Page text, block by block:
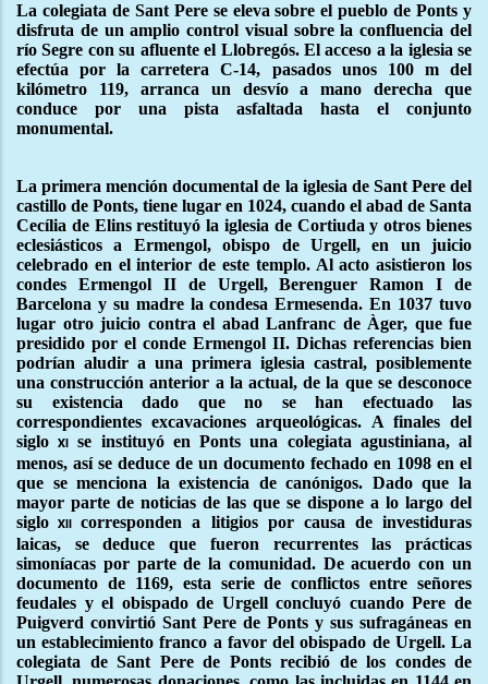
La colegiata de Sant Pere se eleva sobre el pueblo de Ponts y
disfruta de un amplio control visual sobre la confluencia del
río Segre con su afluente el Llobregós. El acceso a la iglesia se
efectúa por la carretera C-14, pasados unos 100 m del
kilómetro 119, arranca un desvío a mano derecha que
conduce por una pista asfaltada hasta el conjunto
monumental.
La primera mención documental de la iglesia de Sant Pere del
castillo de Ponts, tiene lugar en 1024, cuando el abad de Santa
Cecília de Elins restituyó la iglesia de Cortiuda y otros bienes
eclesiásticos a Ermengol, obispo de Urgell, en un juicio
celebrado en el interior de este templo. Al acto asistieron los
condes Ermengol II de Urgell, Berenguer Ramon I de
Barcelona y su madre la condesa Ermesenda. En 1037 tuvo
lugar otro juicio contra el abad Lanfranc de Àger, que fue
presidido por el conde Ermengol II. Dichas referencias bien
podrían aludir a una primera iglesia castral, posiblemente
una construcción anterior a la actual, de la que se desconoce
su existencia dado que no se han efectuado las
correspondientes excavaciones arqueológicas. A finales del
sigloxi se instituyó en Ponts una colegiata agustiniana, al
menos, así se deduce de un documento fechado en 1098 en el
que se menciona la existencia de canónigos. Dado que la
mayor parte de noticias de las que se dispone a lo largo del
siglo xiicorresponden a litigios por causa de investiduras
laicas, se deduce que fueron recurrentes las prácticas
simoníacas por parte de la comunidad. De acuerdo con un
documento de 1169, esta serie de conflictos entre señores
feudales y el obispado de Urgell concluyó cuando Pere de
Puigverd convirtió Sant Pere de Ponts y sus sufragáneas en
un establecimiento franco a favor del obispado de Urgell. La
colegiata de Sant Pere de Ponts recibió de los condes de